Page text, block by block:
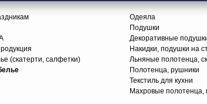
(скатерти, салфетки)
Одеяла
Подушки
Декоративные
Накидки, подушки на
Льняные полотенца,
Полотенца, рушники
Текстиль для кухни
Махровые полотенца,